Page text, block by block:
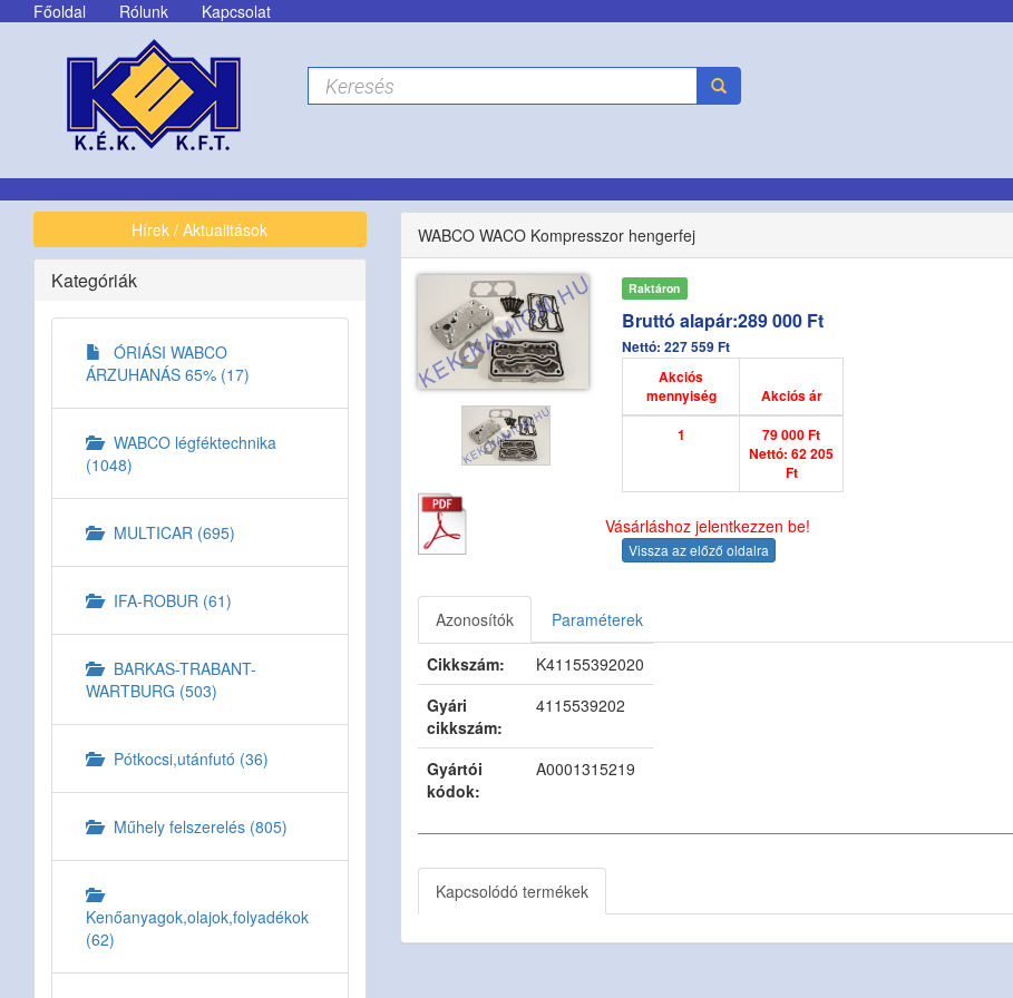
Főoldal Rólunk Kapcsolat
Hírek / Aktualitások
Kategóriák
ÓRIÁSI WABCO
ÁRZUHANÁS 65% (17)
WABCO légféktechnika
(1048)
MULTICAR (695)
IFA-ROBUR (61)
BARKAS-TRABANT-
WARTBURG (503)
Pótkocsi,utánfutó (36)
Műhely felszerelés (805)
Kenőanyagok,olajok,folyadékok
(62)
WABCO WACO Kompresszor hengerfej
Raktáron
Bruttó alapár:289 000 Ft
Nettó: 227 559 Ft
Akciós
mennyiség
Akciós ár
1
79 000 Ft
Nettó: 62 205
Ft
Vásárláshoz jelentkezzen be!
Vissza az előző oldalra
Azonosítók
Paraméterek
Cikkszám:
K41155392020
Gyári
cikkszám:
4115539202
Gyártói
kódok:
A0001315219
Kapcsolódó termékek